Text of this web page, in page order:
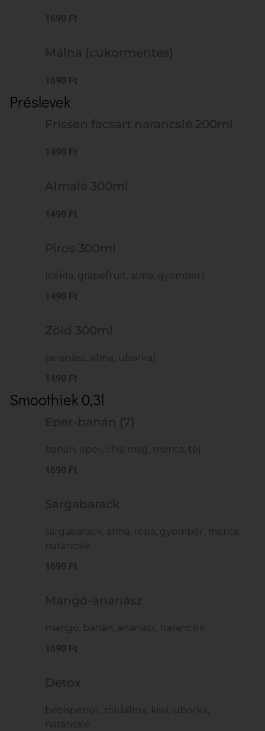
1690 Ft
Málna (cukormentes)
1690 Ft
Préslevek
Frissen facsart narancslé 200ml
1490 Ft
Almalé 300ml
1490 Ft
Piros 300ml
(cékla, grapefruit, alma, gyömbér)
1490 Ft
Zöld 300ml
(ananász, alma, uborka)
1490 Ft
Smoothiek 0,3l
Eper-banán (7)
banán, eper, chia mag, menta, tej
1690 Ft
Sárgabarack
sárgabarack, alma, répa, gyömbér, menta,
narancslé
1690 Ft
Mangó-ananász
mangó, banán, ananász, narancslé
1690 Ft
Detox
bébispenót, zöldalma, kiwi, uborka,
narancslé